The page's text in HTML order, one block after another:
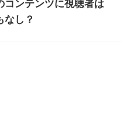
コンテンツに視聴者は
なし？